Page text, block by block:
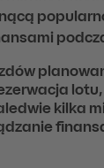
kilka